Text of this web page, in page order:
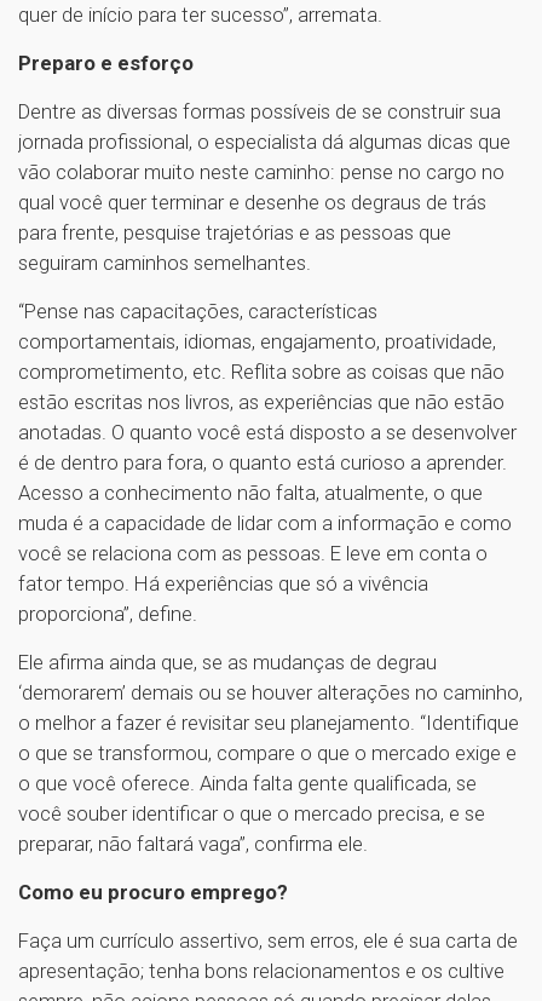
quer de início para ter sucesso”, arremata.
Preparo e esforço
Dentre as diversas formas possíveis de se construir sua
jornada profissional, o especialista dá algumas dicas que
vão colaborar muito neste caminho: pense no cargo no
qual você quer terminar e desenhe os degraus de trás
para frente, pesquise trajetórias e as pessoas que
seguiram caminhos semelhantes.
“Pense nas capacitações, características
comportamentais, idiomas, engajamento, proatividade,
comprometimento, etc. Reflita sobre as coisas que não
estão escritas nos livros, as experiências que não estão
anotadas. O quanto você está disposto a se desenvolver
é de dentro para fora, o quanto está curioso a aprender.
Acesso a conhecimento não falta, atualmente, o que
muda é a capacidade de lidar com a informação e como
você se relaciona com as pessoas. E leve em conta o
fator tempo. Há experiências que só a vivência
proporciona”, define.
Ele afirma ainda que, se as mudanças de degrau
‘demorarem’ demais ou se houver alterações no caminho,
o melhor a fazer é revisitar seu planejamento. “Identifique
o que se transformou, compare o que o mercado exige e
o que você oferece. Ainda falta gente qualificada, se
você souber identificar o que o mercado precisa, e se
preparar, não faltará vaga”, confirma ele.
Como eu procuro emprego?
Faça um currículo assertivo, sem erros, ele é sua carta de
apresentação; tenha bons relacionamentos e os cultive